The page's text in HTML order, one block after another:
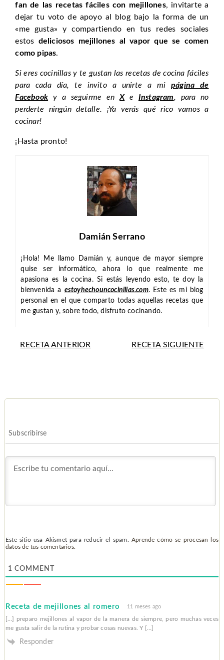
fan de las recetas fáciles con mejillones, invitarte a
dejar tu voto de apoyo al blog bajo la forma de un
«me gusta» y compartiendo en tus redes sociales
estos deliciosos mejillones al vapor que se comen
como pipas.
Si eres cocinillas y te gustan las recetas de cocina fáciles
para cada día, te invito a unirte a mipágina de
Facebook y a seguirme enXe Instagram, para no
perderte ningún detalle. ¡Ya verás qué rico vamos a
cocinar!
¡Hasta pronto!
Damián Serrano
¡Hola! Me llamo Damián y, aunque de mayor siempre
quise ser informático, ahora lo que realmente me
apasiona es la cocina. Si estás leyendo esto, te doy la
bienvenida a estoyhechouncocinillas.com. Este es mi blog
personal en el que comparto todas aquellas recetas que
me gustan y, sobre todo, disfruto cocinando.
RECETA ANTERIOR RECETA SIGUIENTE
Subscribirse
Este sitio usa Akismet para reducir el spam. Aprende cómo se procesan los
datos de tus comentarios.
1 COMMENT
Receta de mejillones al romero 11 meses ago
[…] preparo mejillones al vapor de la manera de siempre, pero muchas veces
me gusta salir de la rutina y probar cosas nuevas. Y […]
Responder